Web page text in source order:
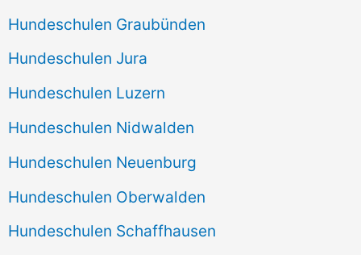
Hundeschulen Graubünden
Hundeschulen Jura
Hundeschulen Luzern
Hundeschulen Nidwalden
Hundeschulen Neuenburg
Hundeschulen Oberwalden
Hundeschulen Schaffhausen